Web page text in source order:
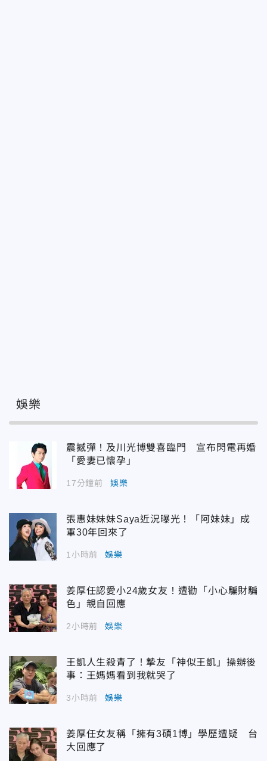
娛樂
震撼彈！及川光博雙喜臨門 宣布閃電再婚
「愛妻已懷孕」
17分鐘前 娛樂
張惠妹妹妹Saya近況曝光！「阿妹妹」成
軍30年回來了
1小時前 娛樂
姜厚任認愛小24歲女友！遭勸「小心騙財騙
色」親自回應
2小時前 娛樂
王凱人生殺青了！摯友「神似王凱」操辦後
事：王媽媽看到我就哭了
3小時前 娛樂
姜厚任女友稱「擁有3碩1博」學歷遭疑 台
大回應了